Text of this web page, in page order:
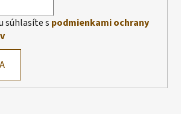
súhlasíte s podmienkami ochrany